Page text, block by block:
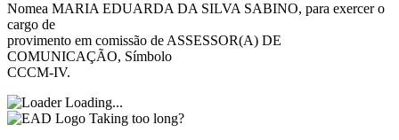
Nomea MARIA EDUARDA DA SILVA SABINO, para exercer o
cargo de
provimento em comissão de ASSESSOR(A) DE
COMUNICAÇÃO, Símbolo
CCCM-IV.
Loading...
Taking too long?